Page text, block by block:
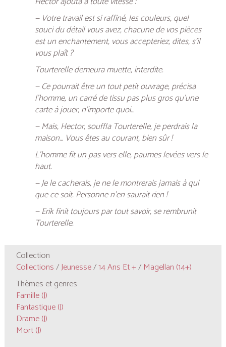
— Votre travail est si raffiné, les couleurs, quel
souci du détail vous avez, chacune de vos pièces
est un enchantement, vous accepteriez, dites, s’il
vous plaît ?
Tourterelle demeura muette, interdite.
— Ce pourrait être un tout petit ouvrage, précisa
l’homme, un carré de tissu pas plus gros qu’une
carte à jouer, n’importe quoi…
— Mais, Hector, souffla Tourterelle, je perdrais la
maison… Vous êtes au courant, bien sûr !
L’homme fit un pas vers elle, paumes levées vers le
haut.
— Je le cacherais, je ne le montrerais jamais à qui
que ce soit. Personne n’en saurait rien !
— Erik finit toujours par tout savoir, se rembrunit
Tourterelle.
Collection
Collections/Jeunesse/14 Ans Et +/ Magellan (14+)
Thèmes et genres
Famille (J)
Fantastique (J)
Drame (J)
Mort (J)